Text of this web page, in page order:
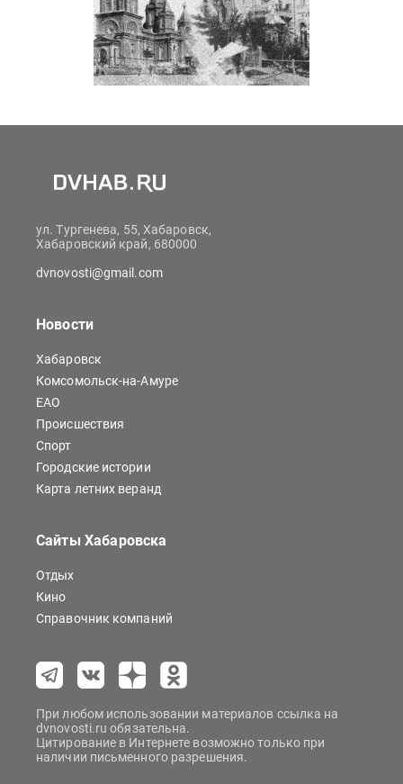
ул. Тургенева, 55, Хабаровск,
Хабаровский край, 680000
dvnovosti@gmail.com
Новости
Хабаровск
Комсомольск-на-Амуре
ЕАО
Происшествия
Спорт
Городские истории
Карта летних веранд
Сайты Хабаровска
Отдых
Кино
Справочник компаний
При любом использовании материалов ссылка на
dvnovosti.ru обязательна.
Цитирование в Интернете возможно только при
наличии письменного разрешения.